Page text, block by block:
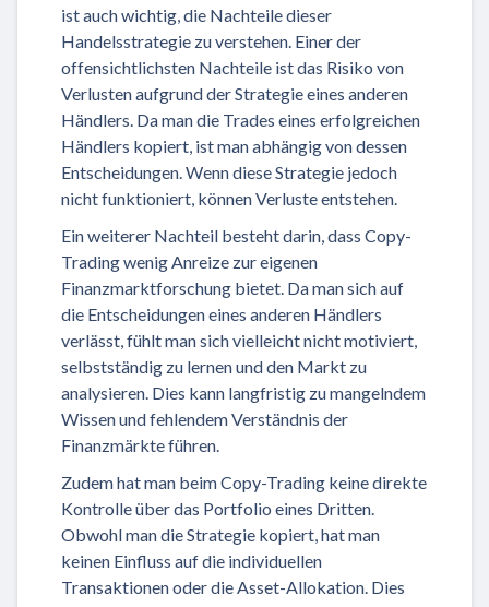
ist auch wichtig, die Nachteile dieser
Handelsstrategie zu verstehen. Einer der
offensichtlichsten Nachteile ist das Risiko von
Verlusten aufgrund der Strategie eines anderen
Händlers. Da man die Trades eines erfolgreichen
Händlers kopiert, ist man abhängig von dessen
Entscheidungen. Wenn diese Strategie jedoch
nicht funktioniert, können Verluste entstehen.
Ein weiterer Nachteil besteht darin, dass Copy-
Trading wenig Anreize zur eigenen
Finanzmarktforschung bietet. Da man sich auf
die Entscheidungen eines anderen Händlers
verlässt, fühlt man sich vielleicht nicht motiviert,
selbstständig zu lernen und den Markt zu
analysieren. Dies kann langfristig zu mangelndem
Wissen und fehlendem Verständnis der
Finanzmärkte führen.
Zudem hat man beim Copy-Trading keine direkte
Kontrolle über das Portfolio eines Dritten.
Obwohl man die Strategie kopiert, hat man
keinen Einfluss auf die individuellen
Transaktionen oder die Asset-Allokation. Dies